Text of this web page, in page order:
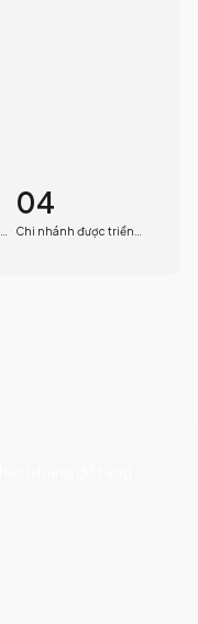
04
Chi nhánh được triển